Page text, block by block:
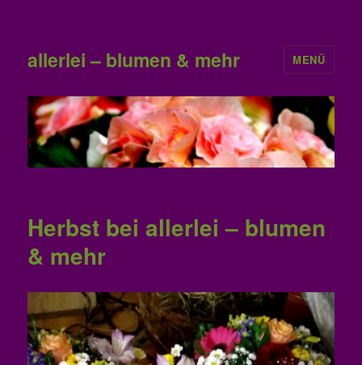
allerlei – blumen & mehr MENÜ
Herbst bei allerlei – blumen
& mehr